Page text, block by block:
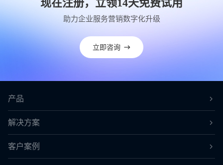
现在注册，立领14天免费试用
助力企业服务营销数字化升级
立即咨询
产品
解决方案
客户案例